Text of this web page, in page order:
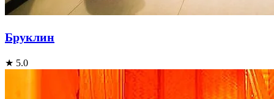
Бруклин
★ 5.0